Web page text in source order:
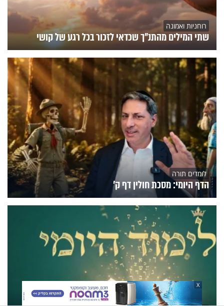
רוחניות ואמונה
שתי המילים מהתנ"ך שכדאי לזכור בכל רגע של קושי
לומדים תורה
הדף היומי: מסכת חולין דף ק'
X